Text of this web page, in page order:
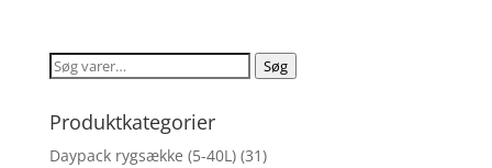
Søg
Søg
Produktkategorier
Daypack rygsække (5-40L) (31)